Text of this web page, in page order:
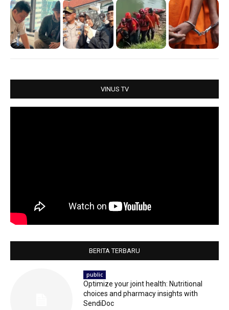
a
t
s
c
e
b
i
t
t
a
r
e
VINUS TV
BERITA TERBARU
public
Optimize your joint health: Nutritional
choices and pharmacy insights with
SendiDoc